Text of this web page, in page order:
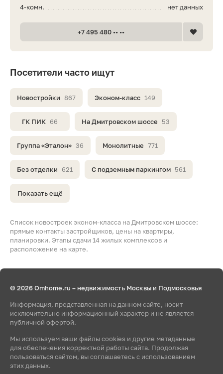
Список новостроек эконом-класса на Дмитровском шоссе:
прямые контакты застройщиков, цены на квартиры,
планировки. Этапы сдачи 14 жилых комплексов и
расположение на карте.
Посетители часто ищут
Новостройки 867 Эконом-класс 149
ГК ПИК 66 На Дмитровском шоссе 53
Группа «Эталон» 36 Монолитные 771
Без отделки 621 С подземным паркингом 561
Показать ещё
нет данных
4-комн.
+7 495 480 •• ••
© 2026 Omhome.ru – недвижимость Москвы и Подмосковья
Информация, представленная на данном сайте, носит
исключительно информационный характер и не является
публичной офертой.
Мы используем ваши файлы cookies и другие метаданные
для обеспечения корректной работы сайта. Продолжая
пользоваться сайтом, вы соглашаетесь с использованием
этих данных.